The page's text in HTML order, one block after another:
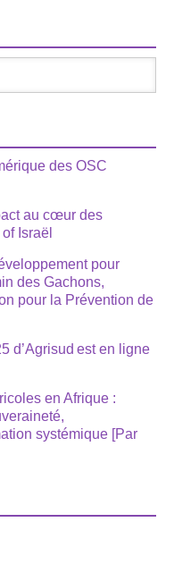
des OSC
au cœur des
Israël
pour
des Gachons,
pour la Prévention de
d’Agrisud est en ligne
en Afrique :
systémique [Par